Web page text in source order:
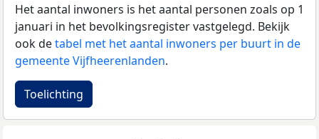
Het aantal inwoners is het aantal personen zoals op 1
januari in het bevolkingsregister vastgelegd. Bekijk
ook detabel met het aantal inwoners per buurt in de
gemeente Vijfheerenlanden.
Toelichting